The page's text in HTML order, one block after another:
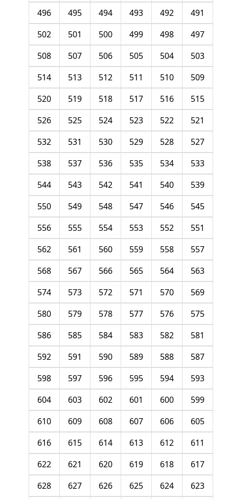
491
492
493
494
495
496
497
498
499
500
501
502
503
504
505
506
507
508
509
510
511
512
513
514
515
516
517
518
519
520
521
522
523
524
525
526
527
528
529
530
531
532
533
534
535
536
537
538
539
540
541
542
543
544
545
546
547
548
549
550
551
552
553
554
555
556
557
558
559
560
561
562
563
564
565
566
567
568
569
570
571
572
573
574
575
576
577
578
579
580
581
582
583
584
585
586
587
588
589
590
591
592
593
594
595
596
597
598
599
600
601
602
603
604
605
606
607
608
609
610
611
612
613
614
615
616
617
618
619
620
621
622
623
624
625
626
627
628